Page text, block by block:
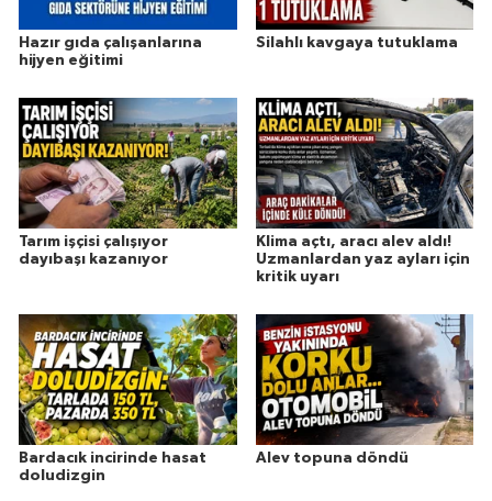
Hazır gıda çalışanlarına
hijyen eğitimi
Silahlı kavgaya tutuklama
Tarım işçisi çalışıyor
dayıbaşı kazanıyor
Klima açtı, aracı alev aldı!
Uzmanlardan yaz ayları için
kritik uyarı
Bardacık incirinde hasat
doludizgin
Alev topuna döndü